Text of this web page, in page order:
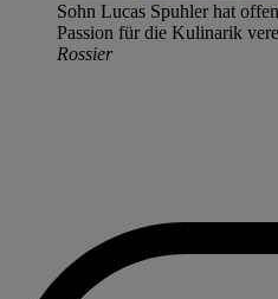
Sohn Lucas Spuhler hat
Passion für die Kulinarik
Rossier